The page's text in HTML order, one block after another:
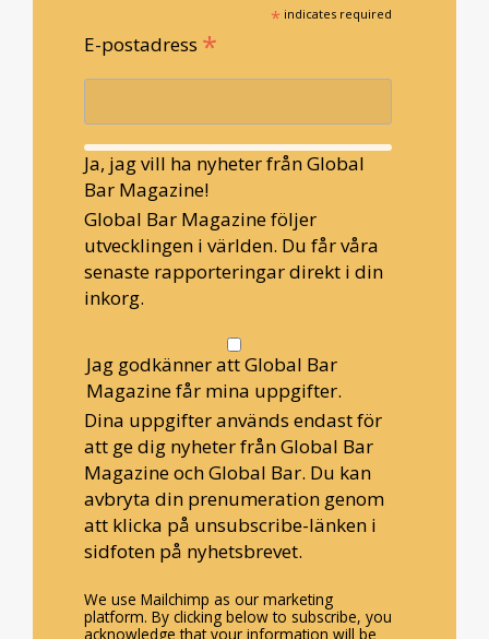
* indicates required
E-postadress *
Ja, jag vill ha nyheter från Global
Bar Magazine!
Global Bar Magazine följer
utvecklingen i världen. Du får våra
senaste rapporteringar direkt i din
inkorg.
Jag godkänner att Global Bar
Magazine får mina uppgifter.
Dina uppgifter används endast för
att ge dig nyheter från Global Bar
Magazine och Global Bar. Du kan
avbryta din prenumeration genom
att klicka på unsubscribe-länken i
sidfoten på nyhetsbrevet.
We use Mailchimp as our marketing
platform. By clicking below to subscribe, you
acknowledge that your information will be